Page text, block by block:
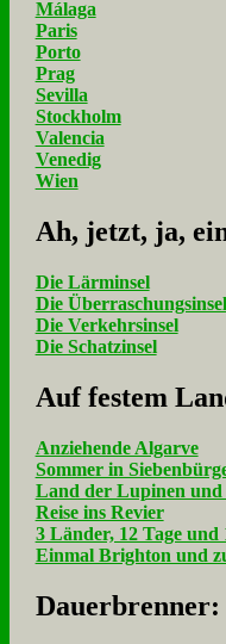
Málaga
Paris
Porto
Prag
Sevilla
Stockholm
Valencia
Venedig
Wien
Ah, jetzt, ja,
Die Lärminsel
Die Überraschungsinsel
Die Verkehrsinsel
Die Schatzinsel
Auf fe­stem
Anziehende Algarve
Sommer in
Land der Lupinen
Reise ins Revier
3 Länder, 12 Tage und
Einmal Brighton und
Dau­er­bren­ner: